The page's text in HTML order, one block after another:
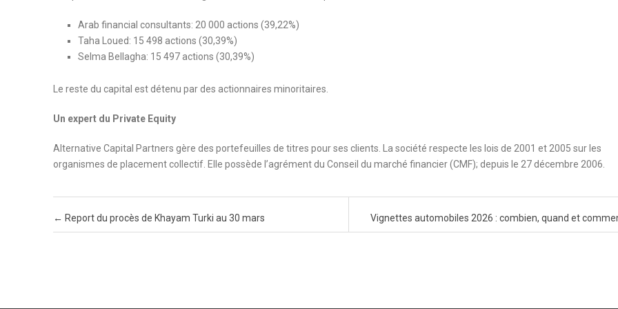
Arab financial consultants: 20 000 actions (39,22%)
Taha Loued: 15 498 actions (30,39%)
Selma Bellagha: 15 497 actions (30,39%)
Le reste du capital est détenu par des actionnaires minoritaires.
Un expert du Private Equity
Alternative Capital Partners gère des portefeuilles de titres pour ses clients. La société respecte les lois de 2001 et 2005 sur les
organismes de placement collectif. Elle possède l’agrément du Conseil du marché financier (CMF); depuis le 27 décembre 2006.
Post navigation
← Report du procès de Khayam Turki au 30 mars Vignettes automobiles 2026 : combien, quand et